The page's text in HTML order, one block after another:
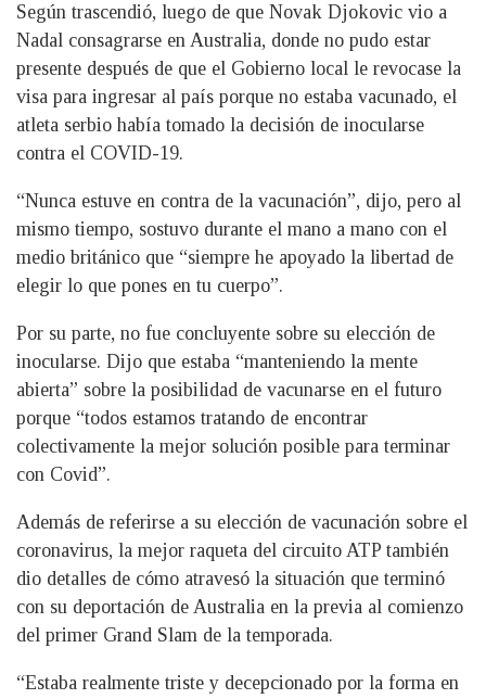
Según trascendió, luego de que Novak Djokovic vio a
Nadal consagrarse en Australia, donde no pudo estar
presente después de que el Gobierno local le revocase la
visa para ingresar al país porque no estaba vacunado, el
atleta serbio había tomado la decisión de inocularse
contra el COVID-19.
“Nunca estuve en contra de la vacunación”, dijo, pero al
mismo tiempo, sostuvo durante el mano a mano con el
medio británico que “siempre he apoyado la libertad de
elegir lo que pones en tu cuerpo”.
Por su parte, no fue concluyente sobre su elección de
inocularse. Dijo que estaba “manteniendo la mente
abierta” sobre la posibilidad de vacunarse en el futuro
porque “todos estamos tratando de encontrar
colectivamente la mejor solución posible para terminar
con Covid”.
Además de referirse a su elección de vacunación sobre el
coronavirus, la mejor raqueta del circuito ATP también
dio detalles de cómo atravesó la situación que terminó
con su deportación de Australia en la previa al comienzo
del primer Grand Slam de la temporada.
“Estaba realmente triste y decepcionado por la forma en